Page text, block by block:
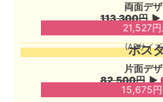
両面デ
113,300円 ▶︎
21,527
ポス
(A2サイ
片面デ
82,500円 ▶︎
15,675